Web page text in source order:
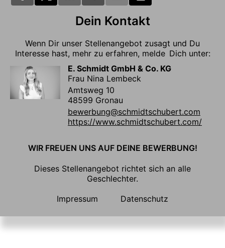
Dein Kontakt
Wenn Dir unser Stellenangebot zusagt und Du
Interesse hast, mehr zu erfahren, melde Dich unter:
E. Schmidt GmbH & Co. KG
Frau Nina Lembeck
Amtsweg 10
48599 Gronau
bewerbung@schmidtschubert.com
https://www.schmidtschubert.com/
WIR FREUEN UNS AUF DEINE BEWERBUNG!
Dieses Stellenangebot richtet sich an alle
Geschlechter.
Impressum
Datenschutz